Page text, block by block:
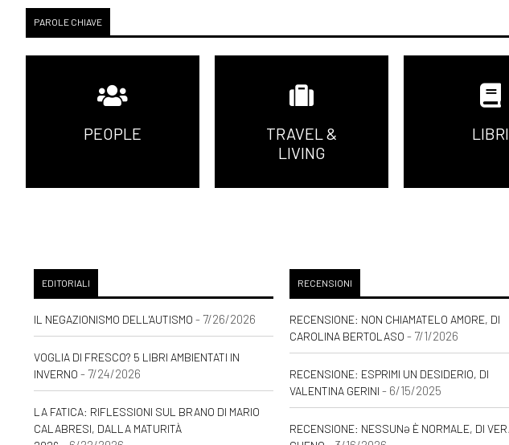
PAROLE CHIAVE
PEOPLE
TRAVEL &
LIVING
LIBRI
EDITORIALI
IL NEGAZIONISMO DELL'AUTISMO - 7/26/2026
VOGLIA DI FRESCO? 5 LIBRI AMBIENTATI IN
INVERNO - 7/24/2026
LA FATICA: RIFLESSIONI SUL BRANO DI MARIO
CALABRESI, DALLA MATURITÀ
RECENSIONI
RECENSIONE: NON CHIAMATELO AMORE, DI
CAROLINA BERTOLASO - 7/1/2026
RECENSIONE: ESPRIMI UN DESIDERIO, DI
VALENTINA GERINI - 6/15/2025
RECENSIONE: NESSUNƏ È NORMALE, DI